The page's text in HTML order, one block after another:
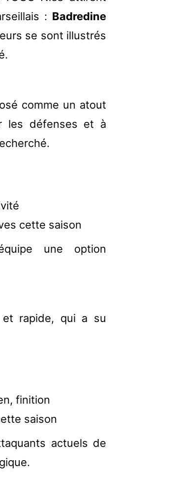
: Badredine
se sont illustrés
comme un atout
les défenses et à
cette saison
une option
et rapide, qui a su
finition
saison
actuels de